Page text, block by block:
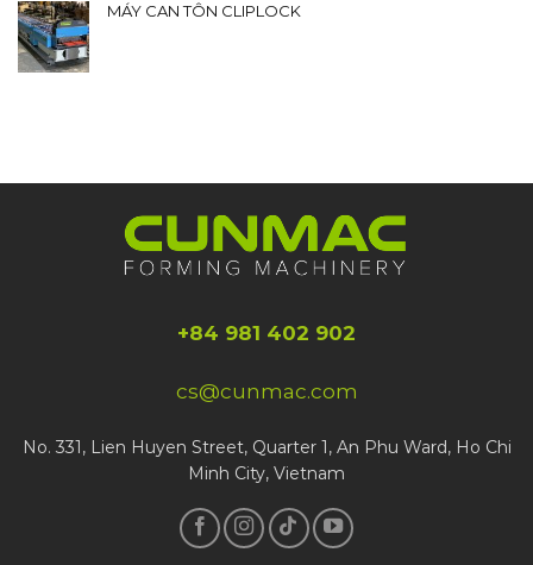
MÁY CAN TÔN CLIPLOCK
+84 981 402 902
cs@cunmac.com
No. 331, Lien Huyen Street, Quarter 1, An Phu Ward, Ho Chi
Minh City, Vietnam